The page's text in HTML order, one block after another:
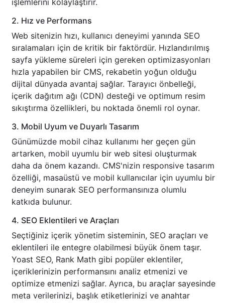
işlemlerini kolaylaştırır.
2. Hız ve Performans
Web sitenizin hızı, kullanıcı deneyimi yanında SEO
sıralamaları için de kritik bir faktördür. Hızlandırılmış
sayfa yükleme süreleri için gereken optimizasyonları
hızla yapabilen bir CMS, rekabetin yoğun olduğu
dijital dünyada avantaj sağlar. Tarayıcı önbelleği,
içerik dağıtım ağı (CDN) desteği ve optimum resim
sıkıştırma özellikleri, bu noktada önemli rol oynar.
3. Mobil Uyum ve Duyarlı Tasarım
Günümüzde mobil cihaz kullanımı her geçen gün
artarken, mobil uyumlu bir web sitesi oluşturmak
daha da önem kazandı. CMS'nizin responsive tasarım
özelliği, masaüstü ve mobil kullanıcılar için uyumlu bir
deneyim sunarak SEO performansınıza olumlu
katkıda bulunur.
4. SEO Eklentileri ve Araçları
Seçtiğiniz içerik yönetim sisteminin, SEO araçları ve
eklentileri ile entegre olabilmesi büyük önem taşır.
Yoast SEO, Rank Math gibi popüler eklentiler,
içeriklerinizin performansını analiz etmenizi ve
optimize etmenizi sağlar. Ayrıca, bu araçlar sayesinde
meta verilerinizi, başlık etiketlerinizi ve anahtar